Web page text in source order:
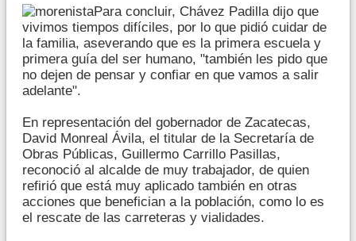
Para concluir, Chávez Padilla dijo que
vivimos tiempos difíciles, por lo que pidió cuidar de
la familia, aseverando que es la primera escuela y
primera guía del ser humano, "también les pido que
no dejen de pensar y confiar en que vamos a salir
adelante".
En representación del gobernador de Zacatecas,
David Monreal Ávila, el titular de la Secretaría de
Obras Públicas, Guillermo Carrillo Pasillas,
reconoció al alcalde de muy trabajador, de quien
refirió que está muy aplicado también en otras
acciones que benefician a la población, como lo es
el rescate de las carreteras y vialidades.